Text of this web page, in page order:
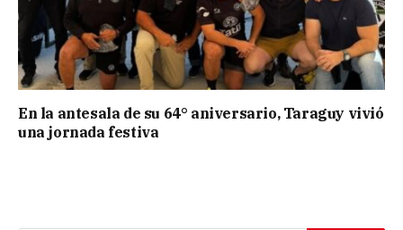
En la antesala de su 64° aniversario, Taraguy vivió
una jornada festiva